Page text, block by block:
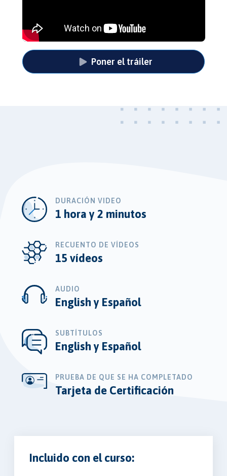
Poner el tráiler
DURACIÓN VIDEO
1 hora y 2 minutos
RECUENTO DE VÍDEOS
15 vídeos
AUDIO
English y Español
SUBTÍTULOS
English y Español
PRUEBA DE QUE SE HA COMPLETADO
Tarjeta de Certificación
Incluido con el curso: